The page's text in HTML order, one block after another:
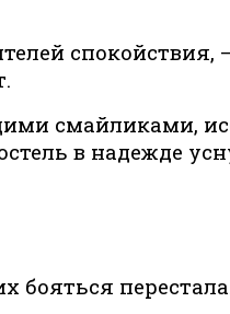
спокойствия,
смайликами,
в надежде
бояться